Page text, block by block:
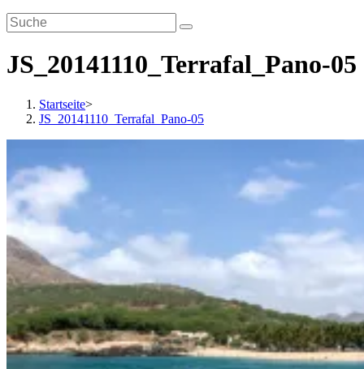
JS_20141110_Terrafal_Pano-05
Startseite>
JS_20141110_Terrafal_Pano-05